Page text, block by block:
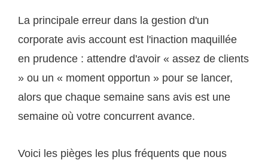
La principale erreur dans la gestion d'un
corporate avis account est l'inaction maquillée
en prudence : attendre d'avoir « assez de clients
» ou un « moment opportun » pour se lancer,
alors que chaque semaine sans avis est une
semaine où votre concurrent avance.
Voici les pièges les plus fréquents que nous